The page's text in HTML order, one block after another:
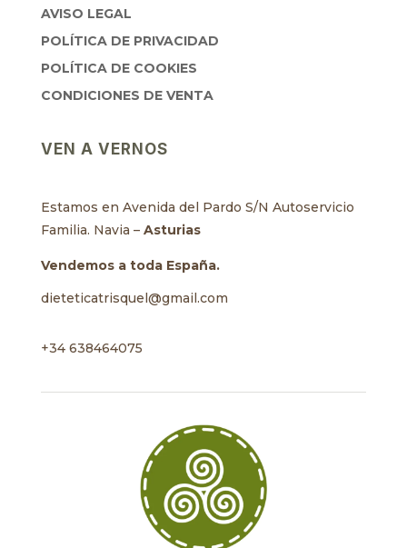
AVISO LEGAL
POLÍTICA DE PRIVACIDAD
POLÍTICA DE COOKIES
CONDICIONES DE VENTA
VEN A VERNOS
Estamos en Avenida del Pardo S/N Autoservicio
Familia. Navia – Asturias
Vendemos a toda España.
dieteticatrisquel@gmail.com
+34 638464075